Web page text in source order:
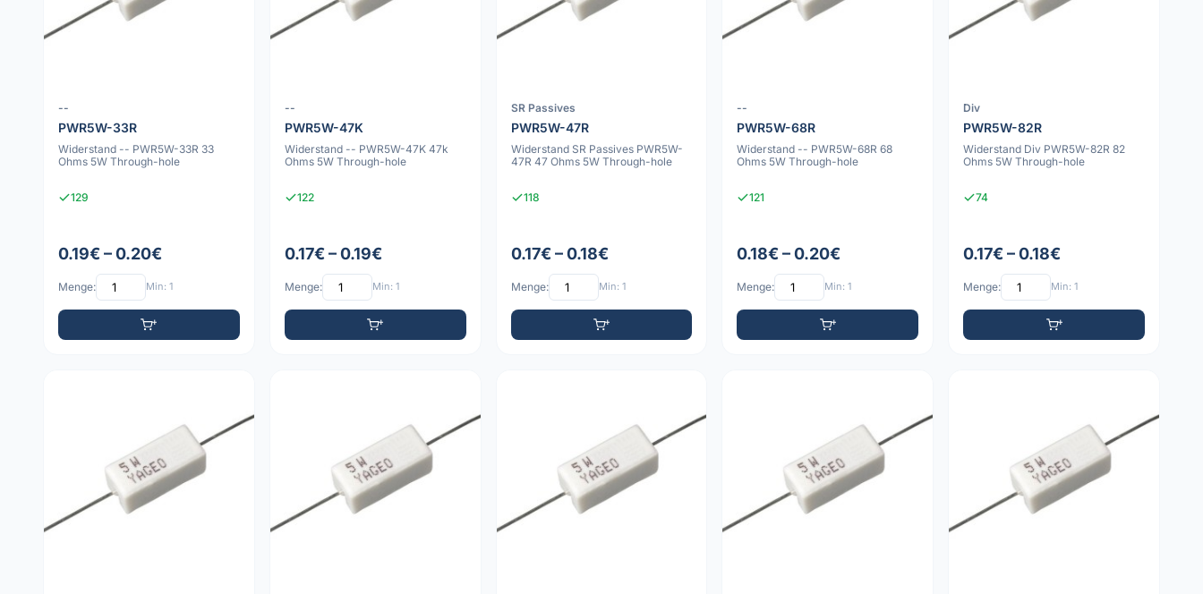
--
PWR5W-33R
Widerstand -- PWR5W-33R 33
Ohms 5W Through-hole
129
0.19€ – 0.20€
Menge: Min: 1
--
PWR5W-47K
Widerstand -- PWR5W-47K 47k
Ohms 5W Through-hole
122
0.17€ – 0.19€
Menge: Min: 1
SR Passives
PWR5W-47R
Widerstand SR Passives PWR5W-
47R 47 Ohms 5W Through-hole
118
0.17€ – 0.18€
Menge: Min: 1
--
PWR5W-68R
Widerstand -- PWR5W-68R 68
Ohms 5W Through-hole
121
0.18€ – 0.20€
Menge: Min: 1
Div
PWR5W-82R
Widerstand Div PWR5W-82R 82
Ohms 5W Through-hole
74
0.17€ – 0.18€
Menge: Min: 1